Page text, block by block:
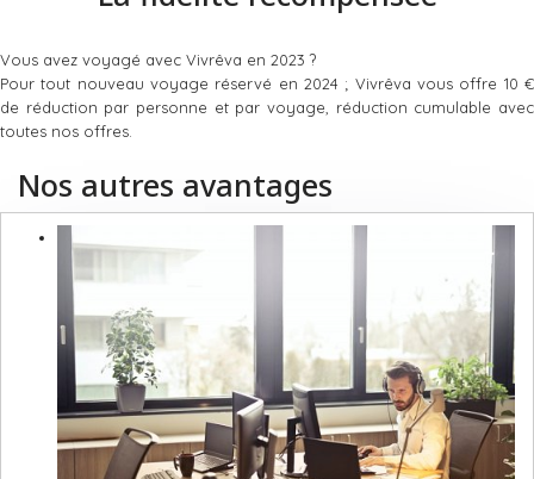
Vous avez voyagé avec Vivrêva en 2023 ?
Pour tout nouveau voyage réservé en 2024 ; Vivrêva vous offre 10 €
de réduction par personne et par voyage, réduction cumulable avec
toutes nos offres.
Nos autres avantages